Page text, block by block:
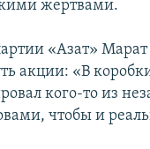
жертвами.
«Азат»
акции: «В
кого-то из
чтобы и